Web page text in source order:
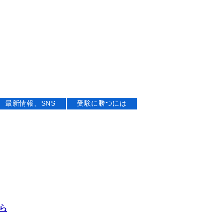
最新情報、SNS 受験に勝つには